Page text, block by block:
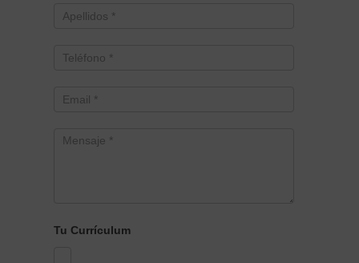
Tu Currículum